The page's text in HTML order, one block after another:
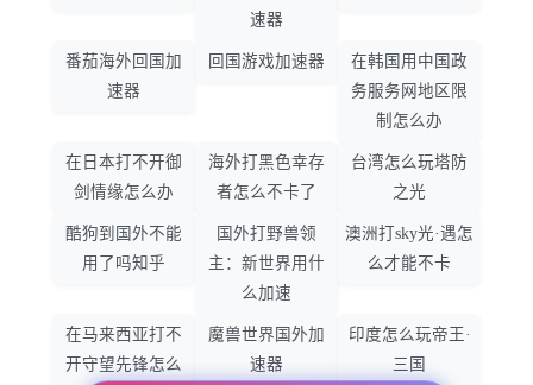
速器
番茄海外回国加
速器
回国游戏加速器
在韩国用中国政
务服务网地区限
制怎么办
在日本打不开御
剑情缘怎么办
海外打黑色幸存
者怎么不卡了
台湾怎么玩塔防
之光
酷狗到国外不能
用了吗知乎
国外打野兽领
主：新世界用什
么加速
澳洲打sky光·遇怎
么才能不卡
在马来西亚打不
开守望先锋怎么
魔兽世界国外加
速器
印度怎么玩帝王·
三国